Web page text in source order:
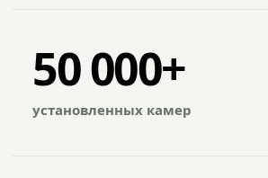
50 000+
установленных камер